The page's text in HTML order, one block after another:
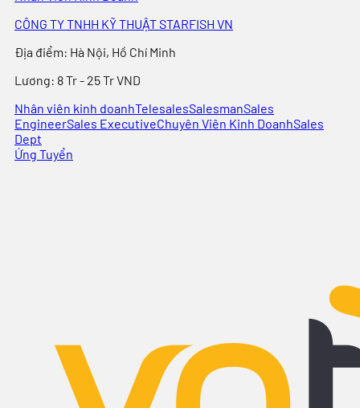
CÔNG TY TNHH KỸ THUẬT STARFISH VN
Địa điểm: Hà Nội, Hồ Chí Minh
Lương: 8 Tr - 25 Tr VND
Nhân viên kinh doanhTelesalesSalesmanSales
EngineerSales ExecutiveChuyên Viên Kinh DoanhSales
Dept
Ứng Tuyển